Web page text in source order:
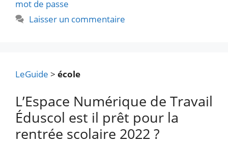
mot de passe
Laisser un commentaire
LeGuide > école
L’Espace Numérique de Travail
Éduscol est il prêt pour la
rentrée scolaire 2022 ?